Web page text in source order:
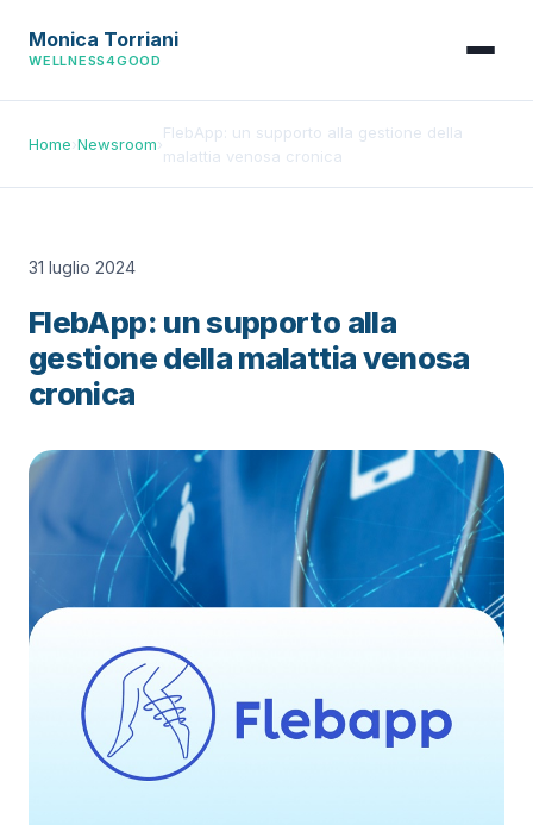
Monica Torriani
WELLNESS4GOOD
Home›Newsroom›
FlebApp: un supporto alla gestione della
malattia venosa cronica
31 luglio 2024
FlebApp: un supporto alla
gestione della malattia venosa
cronica